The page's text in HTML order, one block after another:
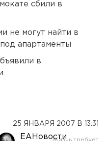
сбили в
не могут найти в
апартаменты
в
25 ЯНВАРЯ 2007 В 13:31
ЕАНовости